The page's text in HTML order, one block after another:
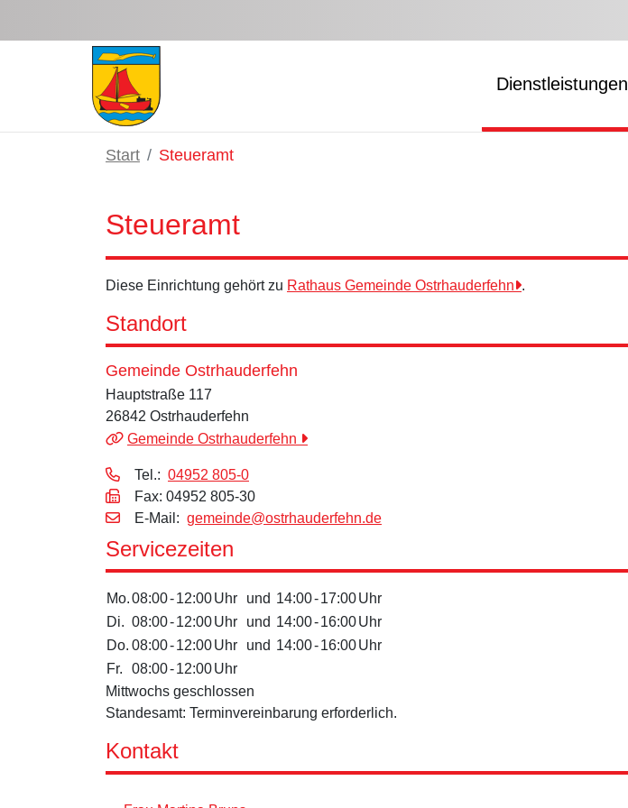
Dienstleistungen
Start Steueramt
Steueramt
Diese Einrichtung gehört zu Rathaus Gemeinde Ostrhauderfehn .
Standort
Gemeinde Ostrhauderfehn
Hauptstraße 117
26842 Ostrhauderfehn
Gemeinde Ostrhauderfehn
Tel.: 04952 805-0
Fax: 04952 805-30
E‑Mail: gemeinde@ostrhauderfehn.de
Servicezeiten
Mo.08:00-12:00Uhr und 14:00-17:00Uhr
Di. 08:00-12:00Uhr und 14:00-16:00Uhr
Do. 08:00-12:00Uhr und 14:00-16:00Uhr
Fr.
08:00-12:00Uhr
Mittwochs geschlossen
Standesamt: Terminvereinbarung erforderlich.
Kontakt